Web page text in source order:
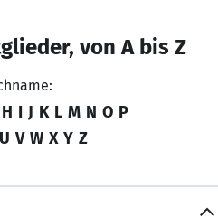
von A bis Z
H I J K L M N O P
U V W X Y Z